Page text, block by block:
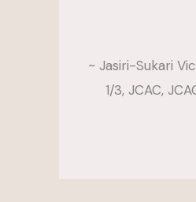
~ Jasiri-Sukari
1/3, JCAC,